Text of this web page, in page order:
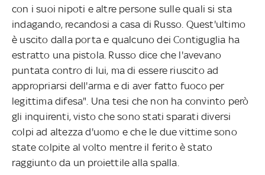
con i suoi nipoti e altre persone sulle quali si sta
indagando, recandosi a casa di Russo. Quest'ultimo
è uscito dalla porta e qualcuno dei Contiguglia ha
estratto una pistola. Russo dice che l'avevano
puntata contro di lui, ma di essere riuscito ad
appropriarsi dell'arma e di aver fatto fuoco per
legittima difesa". Una tesi che non ha convinto però
gli inquirenti, visto che sono stati sparati diversi
colpi ad altezza d'uomo e che le due vittime sono
state colpite al volto mentre il ferito è stato
raggiunto da un proiettile alla spalla.